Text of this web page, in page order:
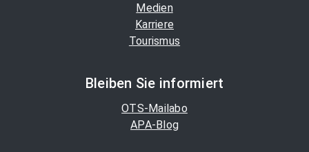
Medien
Karriere
Tourismus
Bleiben Sie informiert
OTS-Mailabo
APA-Blog